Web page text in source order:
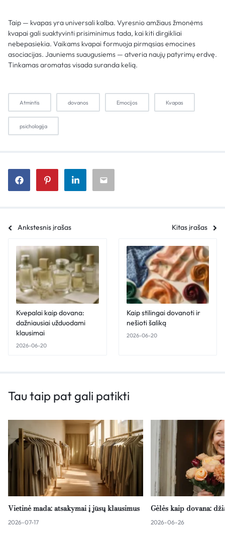
Taip — kvapas yra universali kalba. Vyresnio amžiaus žmonėms
kvapai gali suaktyvinti prisiminimus tada, kai kiti dirgikliai
nebepasiekia. Vaikams kvapai formuoja pirmąsias emocines
asociacijas. Jauniems suaugusiems — atveria naujų patyrimų erdvę.
Tinkamas aromatas visada suranda kelią.
Atmintis dovanos Emocijos Kvapas
psichologija
Ankstesnis įrašas Kitas įrašas
Kvepalai kaip dovana:
dažniausiai užduodami
klausimai
2026-06-20
Kaip stilingai dovanoti ir
nešioti šaliką
2026-06-20
Tau taip pat gali patikti
Vietinė mada: atsakymai į jūsų klausimus
2026-07-17
Gėlės kaip dovana:
2026-06-26